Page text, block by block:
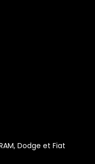
Dodge et Fiat